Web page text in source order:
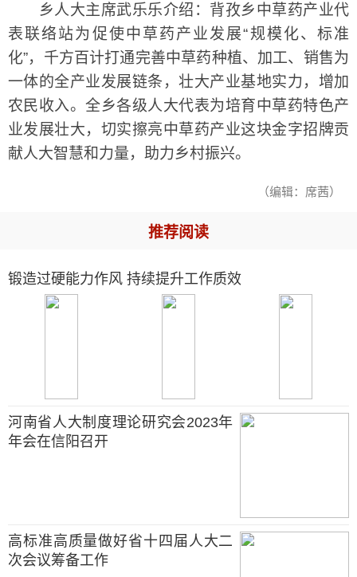
乡人大主席武乐乐介绍：背孜乡中草药产业代
表联络站为促使中草药产业发展“规模化、标准
化”，千方百计打通完善中草药种植、加工、销售为
一体的全产业发展链条，壮大产业基地实力，增加
农民收入。全乡各级人大代表为培育中草药特色产
业发展壮大，切实擦亮中草药产业这块金字招牌贡
献人大智慧和力量，助力乡村振兴。
（编辑：席茜）
推荐阅读
锻造过硬能力作风 持续提升工作质效
河南省人大制度理论研究会2023年
年会在信阳召开
高标准高质量做好省十四届人大二
次会议筹备工作